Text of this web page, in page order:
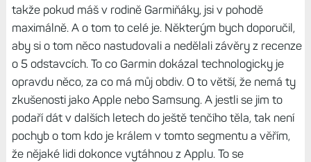
takže pokud máš v rodině Garmiňáky, jsi v pohodě
maximálně. A o tom to celé je. Některým bych doporučil,
aby si o tom něco nastudovali a nedělali závěry z recenze
o 5 odstavcích. To co Garmin dokázal technologicky je
opravdu něco, za co má můj obdiv. O to větší, že nemá ty
zkušenosti jako Apple nebo Samsung. A jestli se jim to
podaří dát v dalších letech do ještě tenčího těla, tak není
pochyb o tom kdo je králem v tomto segmentu a věřím,
že nějaké lidi dokonce vytáhnou z Applu. To se